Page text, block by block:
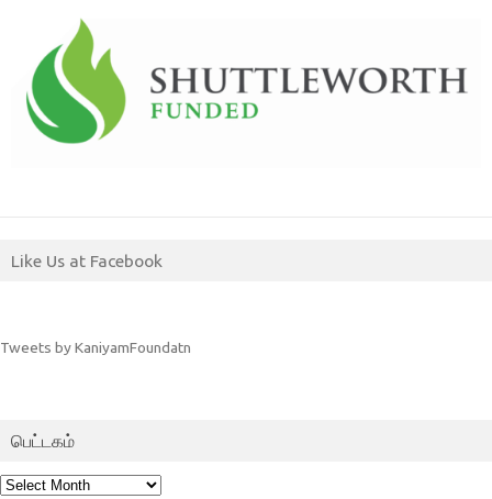
Like Us at Facebook
Tweets by KaniyamFoundatn
பெட்டகம்
பெட்டகம்